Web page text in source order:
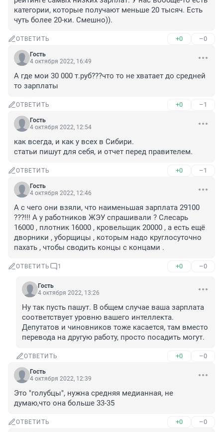
категории, которые получают меньше 20 тысяч. Есть
чуть более 20-ки. Смешно)).
ОТВЕТИТЬ +0 –0
Гость
4 октября 2022, 16:49
А где мои 30 000 т.руб???что то не хватает до средней
то зарплаты
ОТВЕТИТЬ +0 –1
Гость
4 октября 2022, 12:54
как всегда, и как у всех в Сибири.
статьи пишут для себя, и отчет перед правителем.
ОТВЕТИТЬ +0 –1
Гость
4 октября 2022, 12:46
А с чего они взяли, что наименьшая зарплата 29100
???!!! А у работников ЖЭУ спрашивали ? Слесарь
16000 , плотник 16000 , кровельщик 20000 , а есть ещё
дворники , уборщицы , которым надо круглосуточно
пахать , чтобы сводить концы с концами .
ОТВЕТИТЬ 1 +0 –0
Гость
4 октября 2022, 13:26
Ну так пусть пашут. В общем случае ваша зарплата
соответствует уровню вашего интеллекта.
Депутатов и чиновников тоже касается, там вместо
перевода на другую работу, просто посадить могут.
ОТВЕТИТЬ +0 –0
Гость
4 октября 2022, 12:39
Это "голубцы", нужна средняя медианная, не
думаю,что она больше 33-35
ОТВЕТИТЬ +0 –0